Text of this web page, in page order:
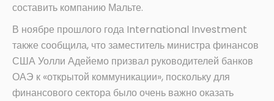
составить компанию Мальте.
В ноябре прошлого года International Investment
также сообщила, что заместитель министра финансов
США Уолли Адейемо призвал руководителей банков
ОАЭ к «открытой коммуникации», поскольку для
финансового сектора было очень важно оказать